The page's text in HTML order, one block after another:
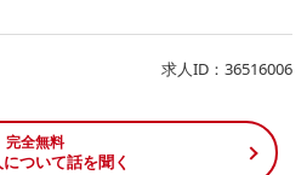
求人ID：36516006
完全無料
ついて話を聞く